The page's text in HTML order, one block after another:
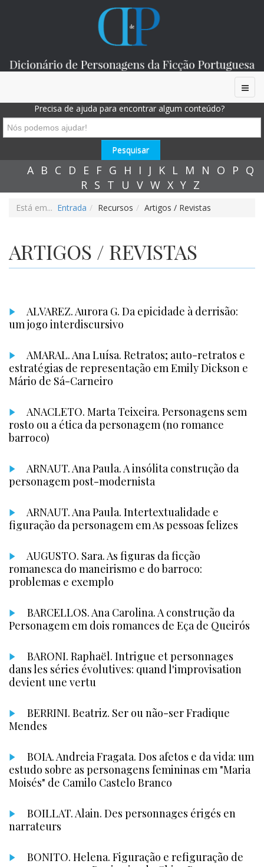
Precisa de ajuda para encontrar algum conteúdo?
A B C D E F G H I J K L M N O P Q
R S T U V W X Y Z
Está em... Entrada Recursos Artigos / Revistas
ARTIGOS / REVISTAS
ALVAREZ. Aurora G. Da epicidade à derrisão:
um jogo interdiscursivo
AMARAL. Ana Luísa. Retratos; auto-retratos e
estratégias de representação em Emily Dickson e
Mário de Sá-Carneiro
ANACLETO. Marta Teixeira. Personagens sem
rosto ou a ética da personagem (no romance
barroco)
ARNAUT. Ana Paula. A insólita construção da
personagem post-modernista
ARNAUT. Ana Paula. Intertextualidade e
figuração da personagem em As pessoas felizes
AUGUSTO. Sara. As figuras da ficção
romanesca do maneirismo e do barroco:
problemas e exemplo
BARCELLOS. Ana Carolina. A construção da
Personagem em dois romances de Eça de Queirós
BARONI. Raphaël. Intrigue et personnages
dans les séries évolutives: quand l'improvisation
devient une vertu
BERRINI. Beatriz. Ser ou não-ser Fradique
Mendes
BOIA. Andreia Fragata. Dos afetos e da vida: um
estudo sobre as personagens femininas em "Maria
Moisés" de Camilo Castelo Branco
BOILLAT. Alain. Des personnages érigés en
narrateurs
BONITO. Helena. Figuração e refiguração de